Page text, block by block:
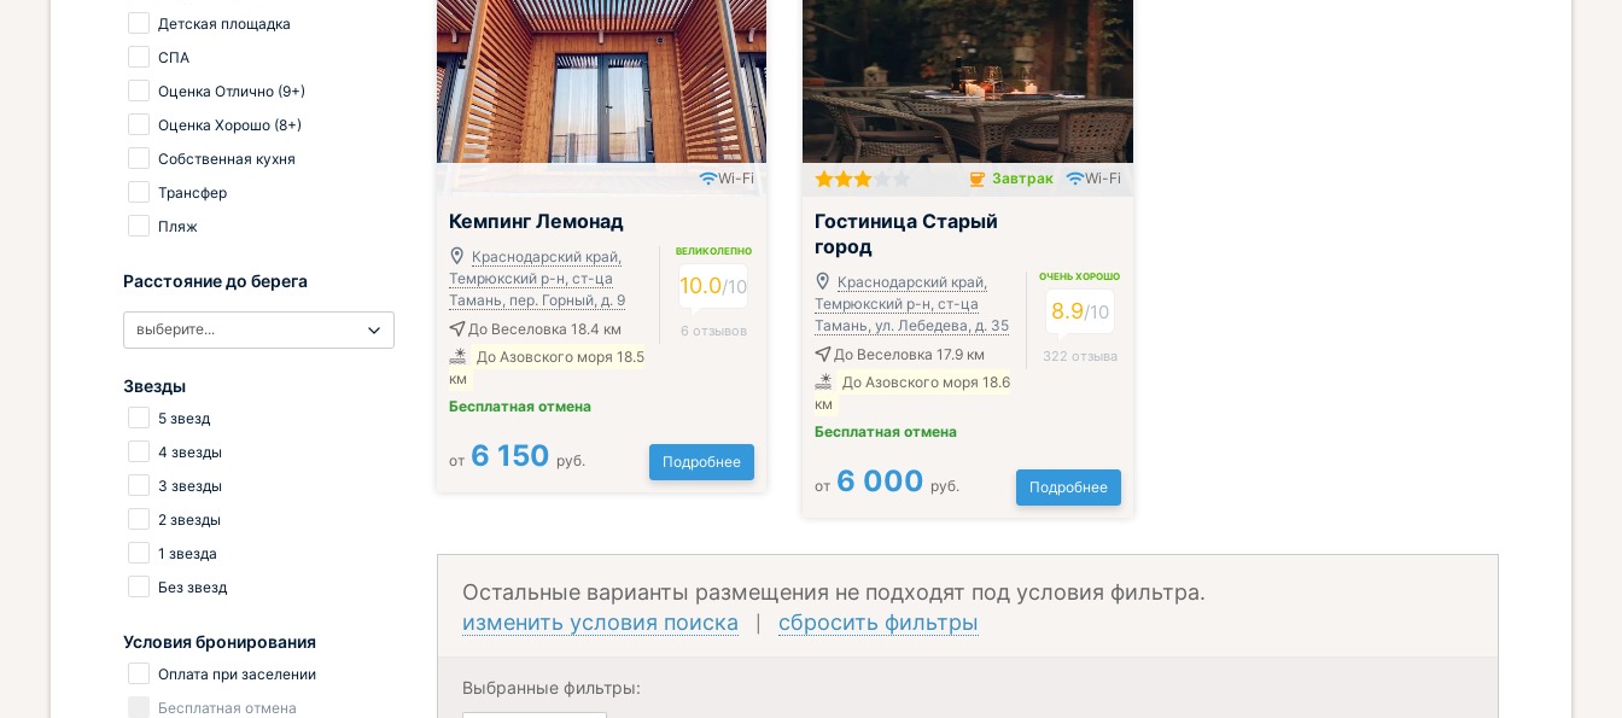
Wi-Fi
Кемпинг Лемонад
Краснодарский край,
Темрюкский р-н, ст-ца
Тамань, пер. Горный, д. 9
До Веселовка 18.4 км
До Азовского моря 18.5
км
Бесплатная отмена
ВЕЛИКОЛЕПНО
10.0/10
6 отзывов
от 6 150 руб. Подробнее
Завтрак включён
Завтрак Wi-Fi
Гостиница Старый
город
Краснодарский край,
Темрюкский р-н, ст-ца
Тамань, ул. Лебедева, д. 35
До Веселовка 17.9 км
До Азовского моря 18.6
км
Бесплатная отмена
ОЧЕНЬ ХОРОШО
8.9/10
322 отзыва
от 6 000 руб. Подробнее
Остальные варианты размещения не подходят под условия фильтра.
изменить условия поиска
сбросить фильтры
Выбранные фильтры:
Детская площадка
СПА
Оценка Отлично (9+)
Оценка Хорошо (8+)
Собственная кухня
Трансфер
Пляж
Расстояние до берега
выберите...
Звезды
5 звезд
4 звезды
3 звезды
2 звезды
1 звезда
Без звезд
Условия бронирования
Оплата при заселении
Бесплатная отмена